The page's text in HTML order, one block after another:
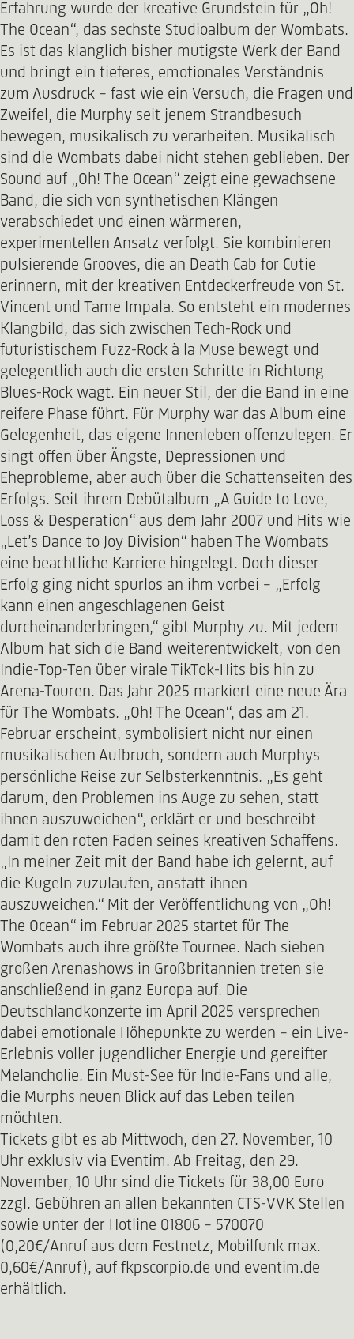
Erfahrung wurde der kreative Grundstein für „Oh!
The Ocean“, das sechste Studioalbum der Wombats.
Es ist das klanglich bisher mutigste Werk der Band
und bringt ein tieferes, emotionales Verständnis
zum Ausdruck – fast wie ein Versuch, die Fragen und
Zweifel, die Murphy seit jenem Strandbesuch
bewegen, musikalisch zu verarbeiten. Musikalisch
sind die Wombats dabei nicht stehen geblieben. Der
Sound auf „Oh! The Ocean“ zeigt eine gewachsene
Band, die sich von synthetischen Klängen
verabschiedet und einen wärmeren,
experimentellen Ansatz verfolgt. Sie kombinieren
pulsierende Grooves, die an Death Cab for Cutie
erinnern, mit der kreativen Entdeckerfreude von St.
Vincent und Tame Impala. So entsteht ein modernes
Klangbild, das sich zwischen Tech-Rock und
futuristischem Fuzz-Rock à la Muse bewegt und
gelegentlich auch die ersten Schritte in Richtung
Blues-Rock wagt. Ein neuer Stil, der die Band in eine
reifere Phase führt. Für Murphy war das Album eine
Gelegenheit, das eigene Innenleben offenzulegen. Er
singt offen über Ängste, Depressionen und
Eheprobleme, aber auch über die Schattenseiten des
Erfolgs. Seit ihrem Debütalbum „A Guide to Love,
Loss & Desperation“ aus dem Jahr 2007 und Hits wie
„Let’s Dance to Joy Division“ haben The Wombats
eine beachtliche Karriere hingelegt. Doch dieser
Erfolg ging nicht spurlos an ihm vorbei – „Erfolg
kann einen angeschlagenen Geist
durcheinanderbringen,“ gibt Murphy zu. Mit jedem
Album hat sich die Band weiterentwickelt, von den
Indie-Top-Ten über virale TikTok-Hits bis hin zu
Arena-Touren. Das Jahr 2025 markiert eine neue Ära
für The Wombats. „Oh! The Ocean“, das am 21.
Februar erscheint, symbolisiert nicht nur einen
musikalischen Aufbruch, sondern auch Murphys
persönliche Reise zur Selbsterkenntnis. „Es geht
darum, den Problemen ins Auge zu sehen, statt
ihnen auszuweichen“, erklärt er und beschreibt
damit den roten Faden seines kreativen Schaffens.
„In meiner Zeit mit der Band habe ich gelernt, auf
die Kugeln zuzulaufen, anstatt ihnen
auszuweichen.“ Mit der Veröffentlichung von „Oh!
The Ocean“ im Februar 2025 startet für The
Wombats auch ihre größte Tournee. Nach sieben
großen Arenashows in Großbritannien treten sie
anschließend in ganz Europa auf. Die
Deutschlandkonzerte im April 2025 versprechen
dabei emotionale Höhepunkte zu werden – ein Live-
Erlebnis voller jugendlicher Energie und gereifter
Melancholie. Ein Must-See für Indie-Fans und alle,
die Murphs neuen Blick auf das Leben teilen
möchten.
Tickets gibt es ab Mittwoch, den 27. November, 10
Uhr exklusiv via Eventim. Ab Freitag, den 29.
November, 10 Uhr sind die Tickets für 38,00 Euro
zzgl. Gebühren an allen bekannten CTS-VVK Stellen
sowie unter der Hotline 01806 - 570070
(0,20€/Anruf aus dem Festnetz, Mobilfunk max.
0,60€/Anruf), auf fkpscorpio.de und eventim.de
erhältlich.